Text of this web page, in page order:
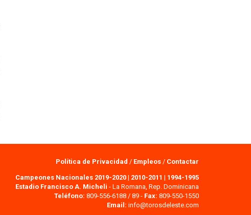
Política de Privacidad / Empleos / Contactar
Campeones Nacionales 2019-2020 | 2010-2011 | 1994-1995
Estadio Francisco A. Micheli - La Romana, Rep. Dominicana
Teléfono: 809-556-6188 / 89 - Fax: 809-550-1550
Email: info@torosdeleste.com